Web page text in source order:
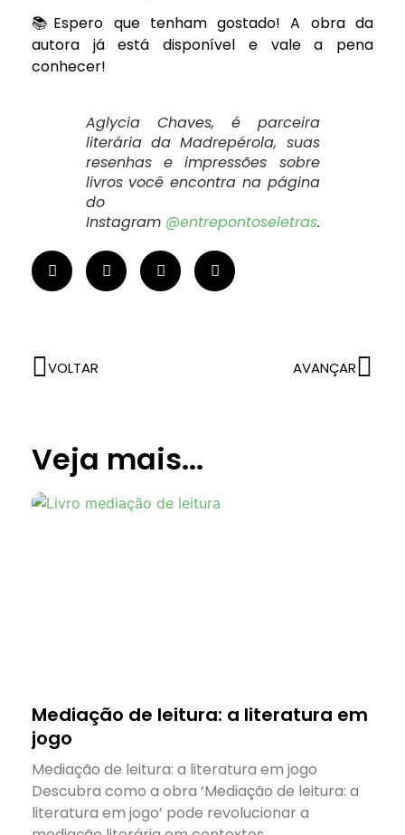
📚Espero que tenham gostado! A obra da
autora já está disponível e vale a pena
conhecer!
Aglycia Chaves, é parceira
literária da Madrepérola, suas
resenhas e impressões sobre
livros você encontra na página
do
Instagram @entrepontoseletras.
VOLTAR AVANÇAR
Veja mais...
Mediação de leitura: a literatura em
jogo
Mediação de leitura: a literatura em jogo
Descubra como a obra ‘Mediação de leitura: a
literatura em jogo’ pode revolucionar a